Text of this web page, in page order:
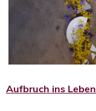
Aufbruch ins Leben